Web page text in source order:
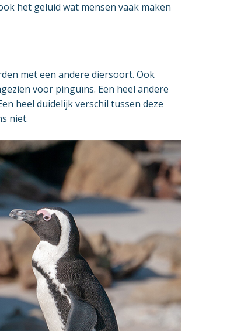
het geluid wat mensen vaak maken
met een andere diersoort. Ook
voor pinguïns. Een heel andere
heel duidelijk verschil tussen deze
niet.